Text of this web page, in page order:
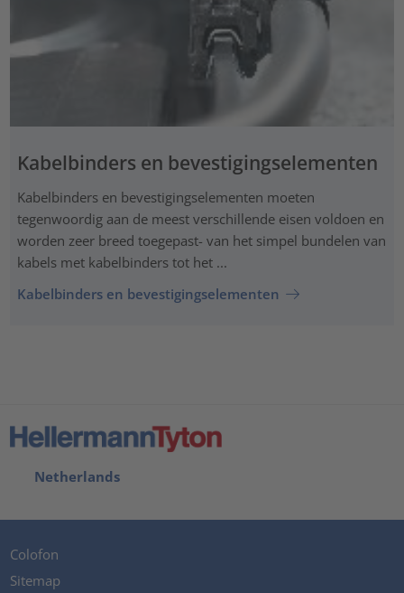
Kabelbinders en bevestigingselementen
Kabelbinders en bevestigingselementen moeten
tegenwoordig aan de meest verschillende eisen voldoen en
worden zeer breed toegepast- van het simpel bundelen van
kabels met kabelbinders tot het ...
Kabelbinders en bevestigingselementen
Netherlands
Colofon
Sitemap